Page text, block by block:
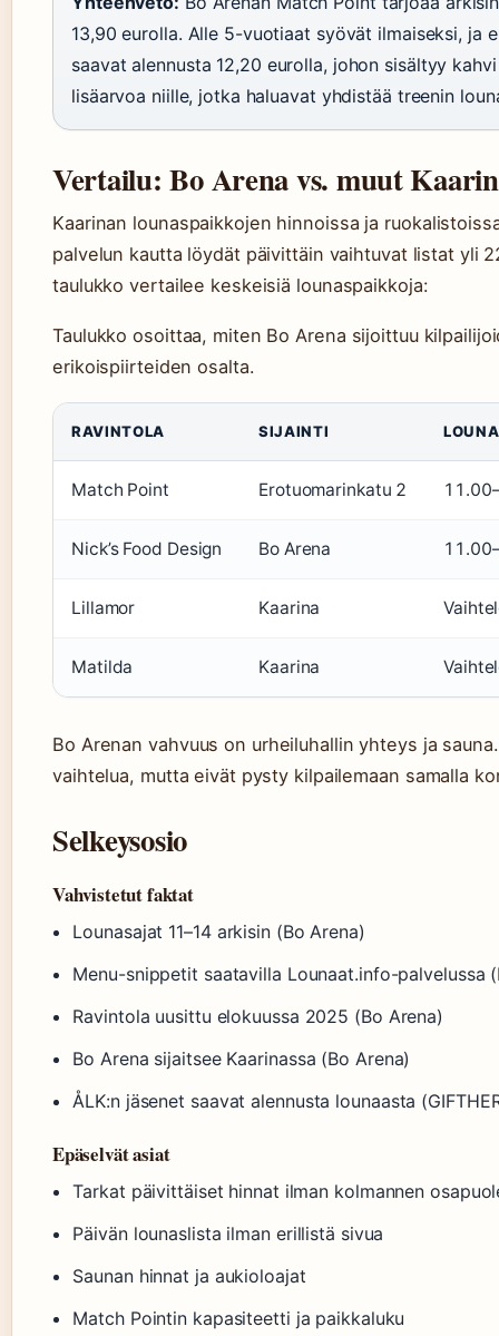
13,90 eurolla. Alle 5-vuotiaat syövät ilmaiseksi, ja
saavat alennusta 12,20 eurolla, johon sisältyy
lisäarvoa niille, jotka haluavat yhdistää treenin
Vertailu: Bo Arena vs. muut
Kaarinan lounaspaikkojen hinnoissa ja
palvelun kautta löydät päivittäin vaihtuvat listat yli
taulukko vertailee keskeisiä lounaspaikkoja:
Taulukko osoittaa, miten Bo Arena sijoittuu
erikoispiirteiden osalta.
RAVINTOLA SIJAINTI
Match Point Erotuomarinkatu 2
Nick’s Food Design Bo Arena
Lillamor Kaarina
Matilda Kaarina
Bo Arenan vahvuus on urheiluhallin yhteys ja
vaihtelua, mutta eivät pysty kilpailemaan samalla
Selkeysosio
Vahvistetut faktat
Lounasajat 11–14 arkisin (Bo Arena)
Menu-snippetit saatavilla Lounaat.info-palvelussa
Ravintola uusittu elokuussa 2025 (Bo Arena)
Bo Arena sijaitsee Kaarinassa (Bo Arena)
ÅLK:n jäsenet saavat alennusta lounaasta
Epäselvät asiat
Tarkat päivittäiset hinnat ilman kolmannen
Päivän lounaslista ilman erillistä sivua
Saunan hinnat ja aukioloajat
Match Pointin kapasiteetti ja paikkaluku